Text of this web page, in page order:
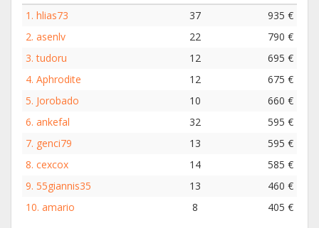
1. hlias73 37
935 €
2. asenlv 22
790 €
3.tudoru 12
695 €
4. Aphrodite 12
675 €
5. Jorobado 10
660 €
6. ankefal 32
595 €
7. genci79 13
595 €
8. cexcox 14
585 €
9. 55giannis35 13
460 €
10. amario 8 405 €